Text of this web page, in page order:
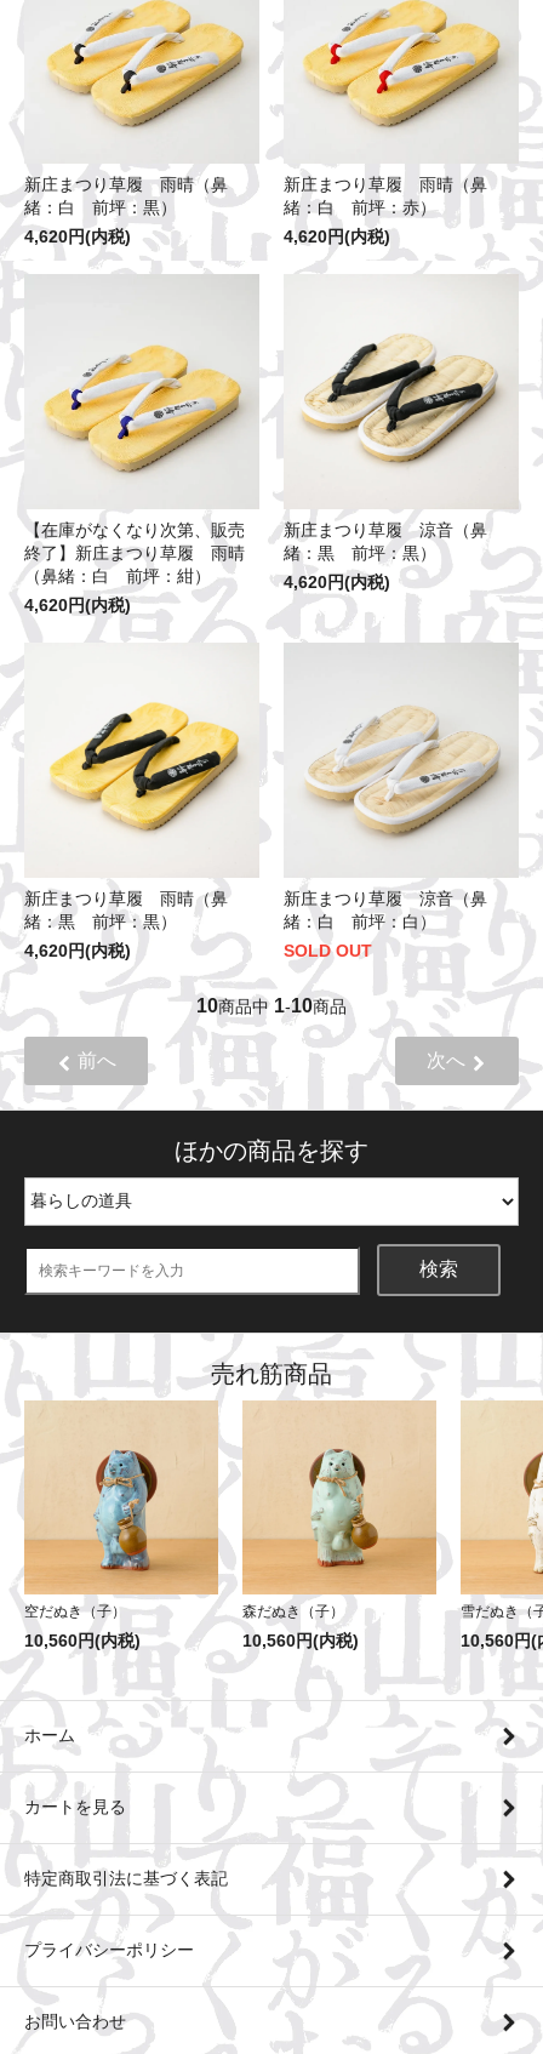
新庄まつり草履 雨晴（鼻
緒：白 前坪：黒）
4,620円(内税)
新庄まつり草履 雨晴（鼻
緒：白 前坪：赤）
4,620円(内税)
【在庫がなくなり次第、販売
終了】新庄まつり草履 雨晴
（鼻緒：白 前坪：紺）
4,620円(内税)
新庄まつり草履 涼音（鼻
緒：黒 前坪：黒）
4,620円(内税)
新庄まつり草履 雨晴（鼻
緒：黒 前坪：黒）
4,620円(内税)
新庄まつり草履 涼音（鼻
緒：白 前坪：白）
SOLD OUT
10商品中 1-10商品
前へ 次へ
ほかの商品を探す
検索
売れ筋商品
空だぬき（子）
10,560円(内税)
森だぬき（子）
10,560円(内税)
雪だぬき（
10,560円(
ホーム
カートを見る
特定商取引法に基づく表記
プライバシーポリシー
お問い合わせ